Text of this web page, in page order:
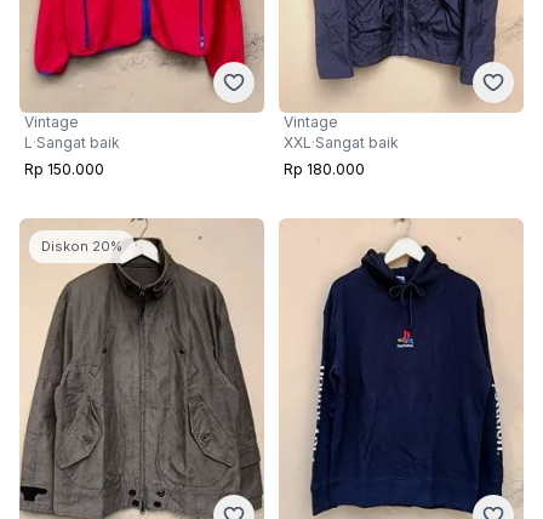
Vintage
L·Sangat baik
Rp 150.000
Vintage
XXL·Sangat baik
Rp 180.000
Diskon 20%